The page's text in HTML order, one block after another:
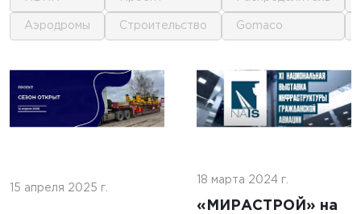
15 апреля 2025 г.
18 марта 2024 г.
«МИРАСТРОЙ» на
16 июня 2025 г.
современные
подходы и
аэродромы строительство gomaco